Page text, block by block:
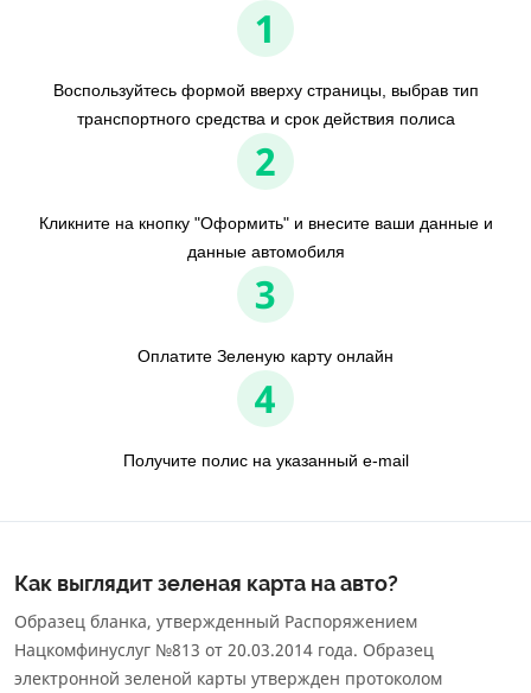
1
Воспользуйтесь формой вверху страницы, выбрав тип
транспортного средства и срок действия полиса
2
Кликните на кнопку "Оформить" и внесите ваши данные и
данные автомобиля
3
Оплатите Зеленую карту онлайн
4
Получите полис на указанный e-mail
Как выглядит зеленая карта на авто?
Образец бланка, утвержденный Распоряжением
Нацкомфинуслуг №813 от 20.03.2014 года. Образец
электронной зеленой карты утвержден протоколом